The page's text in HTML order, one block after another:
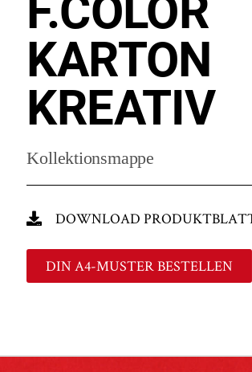
F.COLOR
KARTON
KREATIV
Kollektionsmappe
DOWNLOAD
DIN A4-MUSTER BESTELLEN